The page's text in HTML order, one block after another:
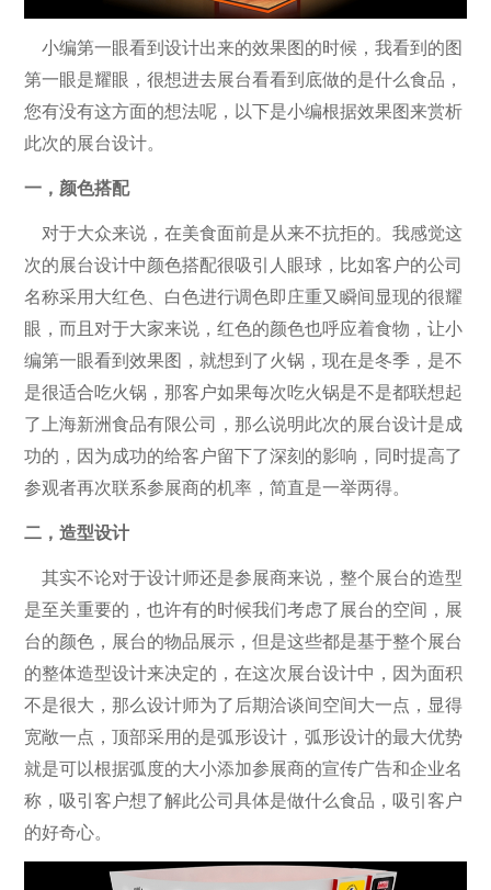
小编第一眼看到设计出来的效果图的时候，我看到的图
第一眼是耀眼，很想进去展台看看到底做的是什么食品，
您有没有这方面的想法呢，以下是小编根据效果图来赏析
此次的展台设计。
一，颜色搭配
对于大众来说，在美食面前是从来不抗拒的。我感觉这
次的展台设计中颜色搭配很吸引人眼球，比如客户的公司
名称采用大红色、白色进行调色即庄重又瞬间显现的很耀
眼，而且对于大家来说，红色的颜色也呼应着食物，让小
编第一眼看到效果图，就想到了火锅，现在是冬季，是不
是很适合吃火锅，那客户如果每次吃火锅是不是都联想起
了上海新洲食品有限公司，那么说明此次的展台设计是成
功的，因为成功的给客户留下了深刻的影响，同时提高了
参观者再次联系参展商的机率，简直是一举两得。
二，造型设计
其实不论对于设计师还是参展商来说，整个展台的造型
是至关重要的，也许有的时候我们考虑了展台的空间，展
台的颜色，展台的物品展示，但是这些都是基于整个展台
的整体造型设计来决定的，在这次展台设计中，因为面积
不是很大，那么设计师为了后期洽谈间空间大一点，显得
宽敞一点，顶部采用的是弧形设计，弧形设计的最大优势
就是可以根据弧度的大小添加参展商的宣传广告和企业名
称，吸引客户想了解此公司具体是做什么食品，吸引客户
的好奇心。